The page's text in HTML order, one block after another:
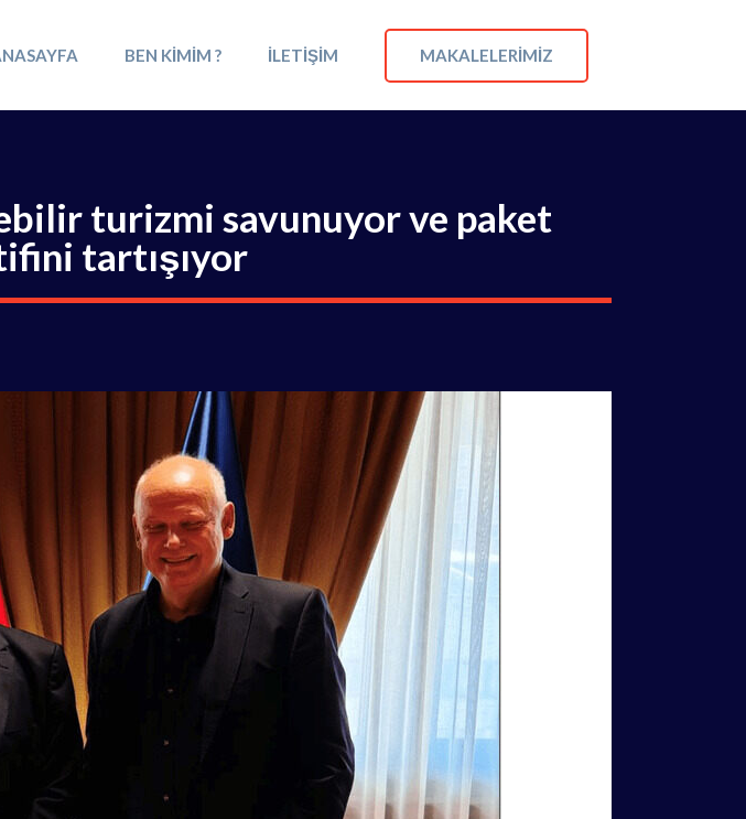
BEN KIMIM ? İLETIŞIM MAKALELERIMIZ
turizmi savunuyor ve paket
tartışıyor